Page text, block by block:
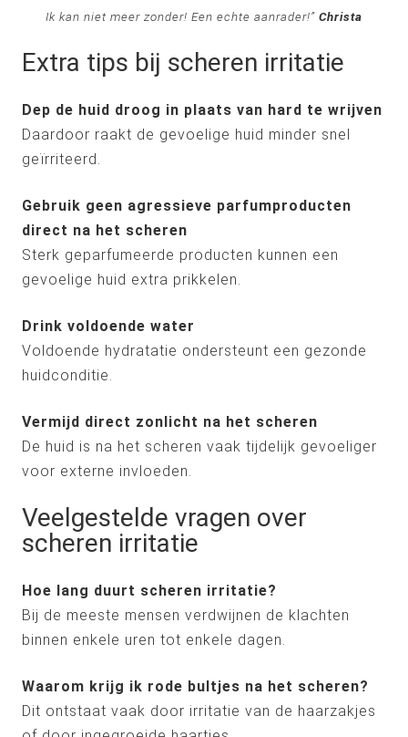
Ik kan niet meer zonder! Een echte aanrader!” Christa
Extra tips bij scheren irritatie
Dep de huid droog in plaats van hard te wrijven
Daardoor raakt de gevoelige huid minder snel
geïrriteerd.
Gebruik geen agressieve parfumproducten
direct na het scheren
Sterk geparfumeerde producten kunnen een
gevoelige huid extra prikkelen.
Drink voldoende water
Voldoende hydratatie ondersteunt een gezonde
huidconditie.
Vermijd direct zonlicht na het scheren
De huid is na het scheren vaak tijdelijk gevoeliger
voor externe invloeden.
Veelgestelde vragen over
scheren irritatie
Hoe lang duurt scheren irritatie?
Bij de meeste mensen verdwijnen de klachten
binnen enkele uren tot enkele dagen.
Waarom krijg ik rode bultjes na het scheren?
Dit ontstaat vaak door irritatie van de haarzakjes